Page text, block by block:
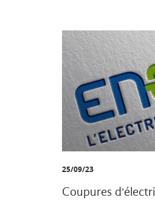
25/09/23
Coupures